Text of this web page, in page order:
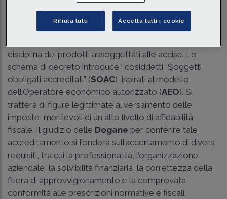
I Soggetti obbligati accreditati (SOAC)
Consiglio dei Ministri
ha approvato definitivamente
disciplina dei prodotti assoggettati alle accise. Lo
schema di decreto introduce i cosiddetti “Soggetti
obbligati accreditati” (SOAC), ispirati al modello
dell’Operatore economico autorizzato (AEO). Si
tratterà di figure legittimate al versamento delle
imposte, meritevoli di un alto livello di affidabilità
fiscale. Il giudizio delle Dogane per conferire tale
accreditamento si fonderà sull’accertamento di diversi
requisiti, tra cui la professionalità, l’organizzazione
aziendale, la solvibilità finanziaria, la correttezza della
filiera di approvvigionamento e la comprovata
conformità alle prescrizioni normative e fiscali.
Rifiuta tutti Accetta tutti i cookie